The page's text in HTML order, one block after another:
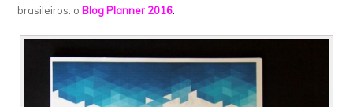
brasileiros: o Blog Planner 2016